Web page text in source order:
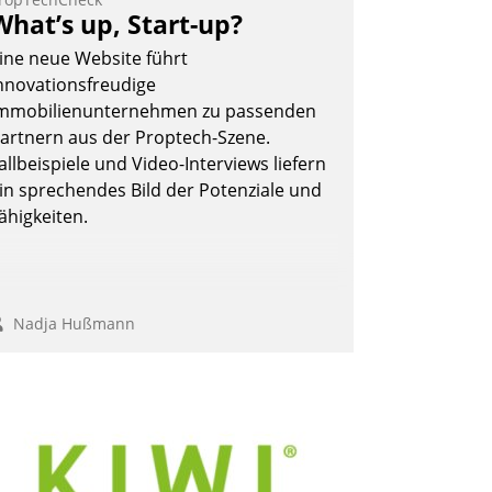
kurzweilige Einblicke in
Cloud-Strategien und -
mit hohem Zukunftspotenzial.
Andreas Lerchner
up, Start-up?
neue Website führt
zu passenden
aus der Proptech-Szene.
und Video-Interviews liefern
sprechendes Bild der Potenziale und
Nadja Hußmann